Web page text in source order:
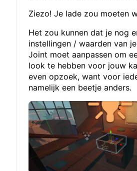
Ziezo! Je lade zou moeten
Het zou kunnen dat je nog
instellingen / waarden van
Joint moet aanpassen om
look te hebben voor jouw
even opzoek, want voor
namelijk een beetje anders.